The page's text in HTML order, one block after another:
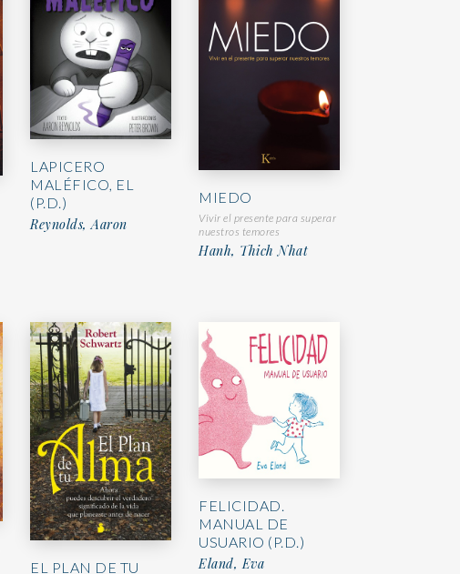
LAPICERO
MALÉFICO, EL
(P.D.)
Reynolds, Aaron
MIEDO
Vivir el presente para superar
nuestros temores
Hanh, Thich Nhat
EL PLAN DE TU
FELICIDAD.
MANUAL DE
USUARIO (P.D.)
Eland, Eva